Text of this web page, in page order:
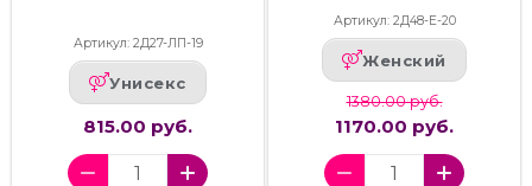
Артикул: 2Д27-ЛП-19
Унисекс
815.00 руб.
Артикул: 2Д48-Е-20
Женский
1380.00 руб.
1170.00 руб.